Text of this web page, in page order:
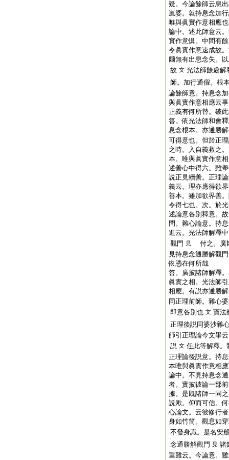
疑。今論餘師云息
嵐婆。就持息念加
唯與眞實作意相應
論中。述此師意云
實作意倶。中間有
令眞實作意速成故
爾無有出息念失。
故 文 光法師餘處解
師。加行通假。根
論餘師意。持息念
與眞實作意相應云
正義有何所替。破
答。依光法師和會
息念根本。亦通勝
可得意也。但於正
之時。入自義救之
本。唯與眞實作意
述善心中得六。雖
説正見續善。正理
義云。理亦應得欲
善本。雖加欲界善
令得七也。次。於
述論意各別釋意。
問。雜心論意。持
進云。光法師解釋
觀門
見
付之。廣
見持息念通勝解觀
依憑在何所哉
答。廣披諸師解釋
眞實之相。光法師
相應。有説亦通勝
同正理前師。雜心
即意各別也 文 寶法
正理後説同婆沙雜
師引正理論今文畢
説 文 任此等解釋。
正理論後説意。持
本唯與眞實作意相
論中。不見持息念
者。實披彼論一部
據。是既諸師一同
説歟。仰而可信。
心論文。云彼修行
身如竹筒。觀息如
不發身識。是名安
念通勝解觀門
見 諸
重難云。今論意。